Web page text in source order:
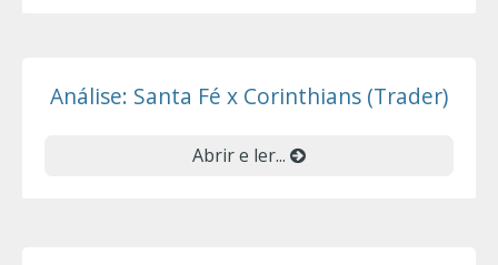
Análise: Santa Fé x Corinthians (Trader)
Abrir e ler...